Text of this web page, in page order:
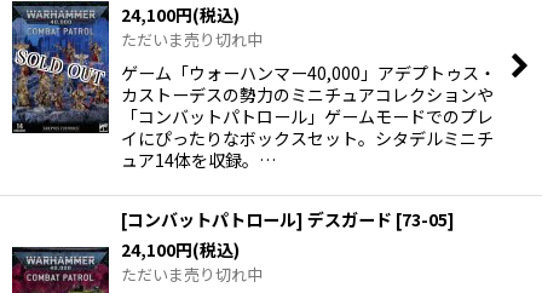
24,100円(税込)
ただいま売り切れ中
ゲーム「ウォーハンマー40,000」アデプトゥス・
カストーデスの勢力のミニチュアコレクションや
「コンバットパトロール」ゲームモードでのプレ
イにぴったりなボックスセット。シタデルミニチ
ュア14体を収録。…
[コンバットパトロール] デスガード [73-05]
24,100円(税込)
ただいま売り切れ中